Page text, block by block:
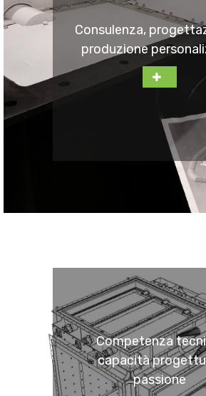
Consulenza,
produzione
Competenza
capacità
passione